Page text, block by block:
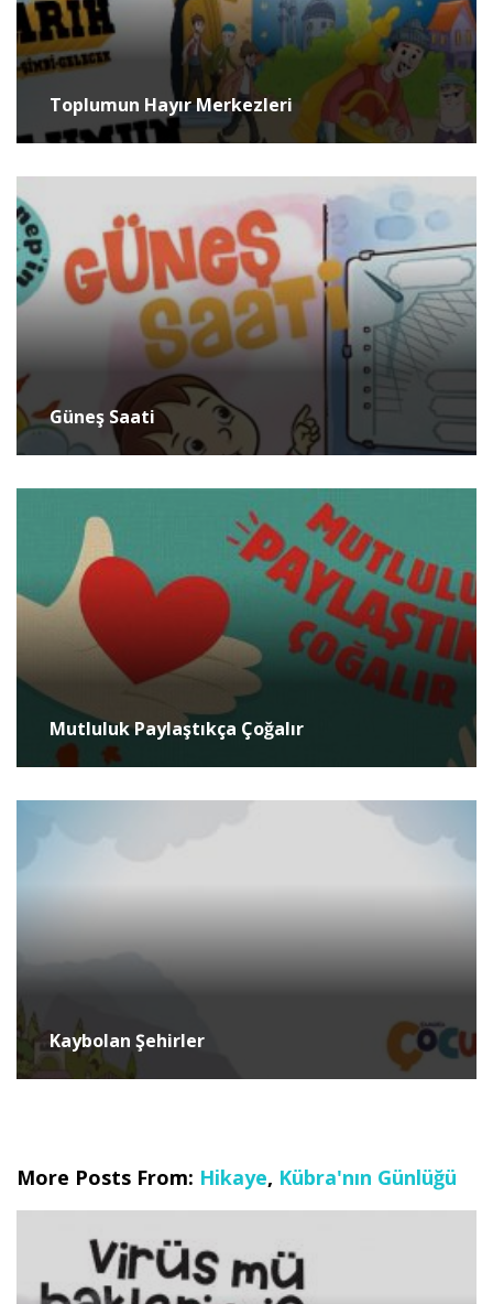
Toplumun Hayır Merkezleri
Güneş Saati
Mutluluk Paylaştıkça Çoğalır
Kaybolan Şehirler
More Posts From: Hikaye, Kübra'nın Günlüğü